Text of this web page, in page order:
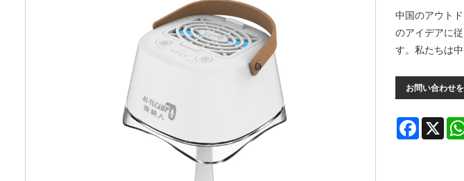
中国のアウト
のアイデアに
す。私たちは
お問い合わせ
Facebook
X